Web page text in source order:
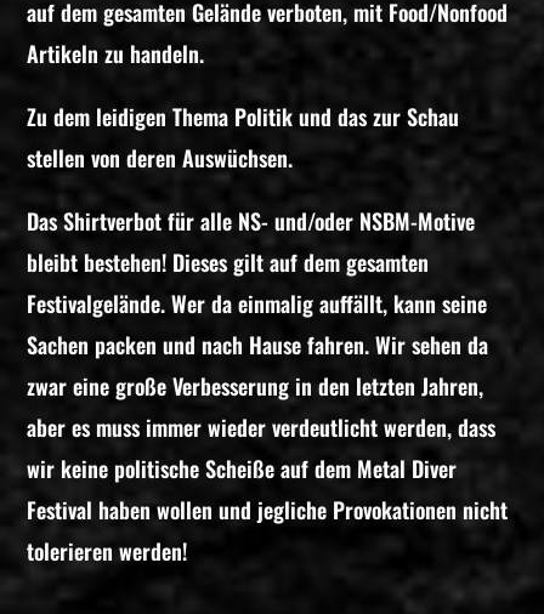
auf dem gesamten Gelände verboten, mit Food/Nonfood
Artikeln zu handeln.
Zu dem leidigen Thema Politik und das zur Schau
stellen von deren Auswüchsen.
Das Shirtverbot für alle NS- und/oder NSBM-Motive
bleibt bestehen! Dieses gilt auf dem gesamten
Festivalgelände. Wer da einmalig auffällt, kann seine
Sachen packen und nach Hause fahren. Wir sehen da
zwar eine große Verbesserung in den letzten Jahren,
aber es muss immer wieder verdeutlicht werden, dass
wir keine politische Scheiße auf dem Metal Diver
Festival haben wollen und jegliche Provokationen nicht
tolerieren werden!